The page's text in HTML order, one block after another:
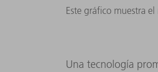
Este gráfico muestra
Una tecnología